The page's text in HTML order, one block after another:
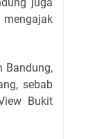
Bandung,
sebab
Bukit